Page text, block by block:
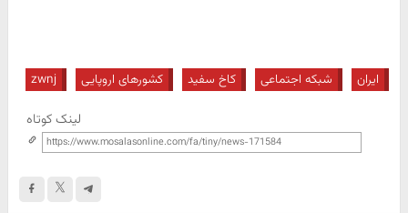
ایران شبکه اجتماعی کاخ سفید کشورهای اروپایی zwnj
لینک کوتاه